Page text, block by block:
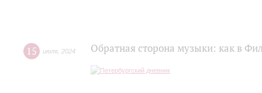
15 июля 2024 Обратная сторона музыки: как в